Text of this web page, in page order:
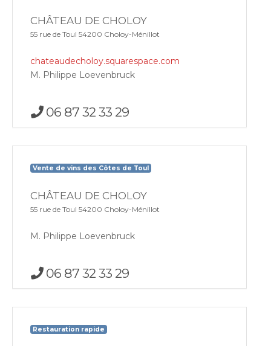
CHÂTEAU DE CHOLOY
55 rue de Toul 54200 Choloy-Ménillot
chateaudecholoy.squarespace.com
M. Philippe Loevenbruck
06 87 32 33 29
Vente de vins des Côtes de Toul
CHÂTEAU DE CHOLOY
55 rue de Toul 54200 Choloy-Ménillot
M. Philippe Loevenbruck
06 87 32 33 29
Restauration rapide